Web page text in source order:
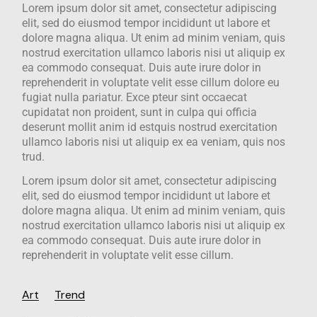
Lorem ipsum dolor sit amet, consectetur adipiscing
elit, sed do eiusmod tempor incididunt ut labore et
dolore magna aliqua. Ut enim ad minim veniam, quis
nostrud exercitation ullamco laboris nisi ut aliquip ex
ea commodo consequat. Duis aute irure dolor in
reprehenderit in voluptate velit esse cillum dolore eu
fugiat nulla pariatur. Exce pteur sint occaecat
cupidatat non proident, sunt in culpa qui officia
deserunt mollit anim id estquis nostrud exercitation
ullamco laboris nisi ut aliquip ex ea veniam, quis nos
trud.
Lorem ipsum dolor sit amet, consectetur adipiscing
elit, sed do eiusmod tempor incididunt ut labore et
dolore magna aliqua. Ut enim ad minim veniam, quis
nostrud exercitation ullamco laboris nisi ut aliquip ex
ea commodo consequat. Duis aute irure dolor in
reprehenderit in voluptate velit esse cillum.
Art Trend